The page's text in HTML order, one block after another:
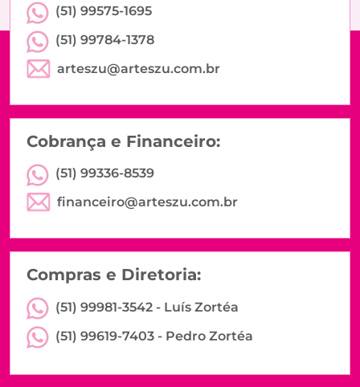
(51) 99575-1695
(51) 99784-1378
arteszu@arteszu.com.br
Cobrança e Financeiro:
(51) 99336-8539
financeiro@arteszu.com.br
Compras e Diretoria:
(51) 99981-3542 - Luís Zortéa
(51) 99619-7403 - Pedro Zortéa